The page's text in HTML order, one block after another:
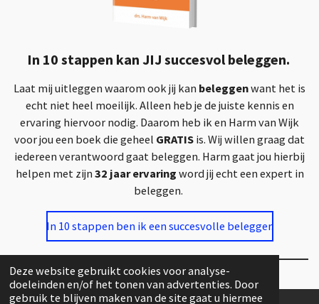
Deze website gebruikt cookies voor analyse-
doeleinden en/of het tonen van advertenties. Door
gebruik te blijven maken van de site gaat u hiermee
In 10 stappen kan JIJ succesvol beleggen.
Laat mij uitleggen waarom ook jij kan beleggenwant het is
echt niet heel moeilijk. Alleen heb je de juiste kennis en
ervaring hiervoor nodig. Daarom heb ik en Harm van Wijk
voor jou een boek die geheel GRATIS is. Wij willen graag dat
iedereen verantwoord gaat beleggen. Harm gaat jou hierbij
helpen met zijn 32 jaar ervaring word jij echt een expert in
beleggen.
In 10 stappen ben ik een succesvolle belegger.